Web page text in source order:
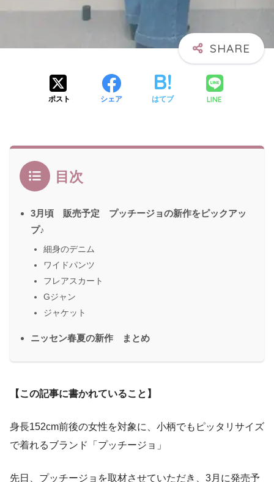
ポスト シェア はてブ LINE
目次
3月頃 販売予定 プッチージョの新作をピックアッ
プ♪
細身のデニム
ワイドパンツ
フレアスカート
Gジャン
ジャケット
ニッセン春夏の新作 まとめ
【この記事に書かれていること】
身長152cm前後の女性を対象に、小柄でもピッタリサイズ
で着れるブランド「プッチージョ」
先日、プッチージョを取材させていただき、3月に発売予